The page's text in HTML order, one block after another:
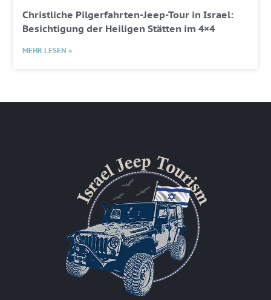
Christliche Pilgerfahrten-Jeep-Tour in Israel:
Besichtigung der Heiligen Stätten im 4×4
MEHR LESEN »